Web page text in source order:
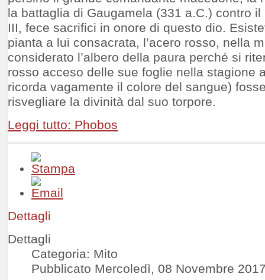
la battaglia di Gaugamela (331 a.C.) contro
III, fece sacrifici in onore di questo dio.
pianta a lui consacrata, l’acero rosso, nella
considerato l’albero della paura perché si
rosso acceso delle sue foglie nella stagione
ricorda vagamente il colore del sangue)
risvegliare la divinità dal suo torpore.
Leggi tutto: Phobos
Dettagli
Dettagli
Categoria: Mito
Pubblicato Mercoledì, 08 Novembre